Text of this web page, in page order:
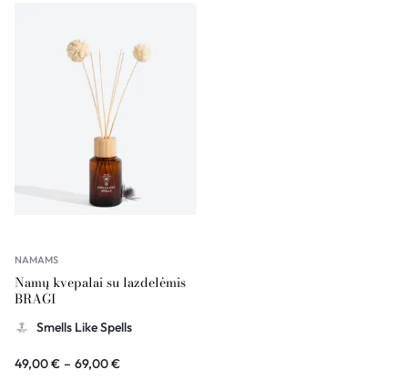
NAMAMS
Namų kvepalai su lazdelėmis
BRAGI
Smells Like Spells
49,00€ – 69,00€